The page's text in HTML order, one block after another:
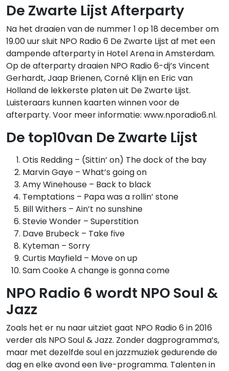
De Zwarte Lijst Afterparty
Na het draaien van de nummer 1 op 18 december om
19.00 uur sluit NPO Radio 6 De Zwarte Lijst af met een
dampende afterparty in Hotel Arena in Amsterdam.
Op de afterparty draaien NPO Radio 6-dj’s Vincent
Gerhardt, Jaap Brienen, Corné Klijn en Eric van
Holland de lekkerste platen uit De Zwarte Lijst.
Luisteraars kunnen kaarten winnen voor de
afterparty. Voor meer informatie: www.nporadio6.nl.
De top10van De Zwarte Lijst
Otis Redding – (Sittin’ on) The dock of the bay
Marvin Gaye – What’s going on
Amy Winehouse – Back to black
Temptations – Papa was a rollin’ stone
Bill Withers – Ain’t no sunshine
Stevie Wonder – Superstition
Dave Brubeck – Take five
Kyteman – Sorry
Curtis Mayfield – Move on up
Sam Cooke A change is gonna come
NPO Radio 6 wordt NPO Soul &
Jazz
Zoals het er nu naar uitziet gaat NPO Radio 6 in 2016
verder als NPO Soul & Jazz. Zonder dagprogramma’s,
maar met dezelfde soul en jazzmuziek gedurende de
dag en elke avond een live-programma. Talenten in